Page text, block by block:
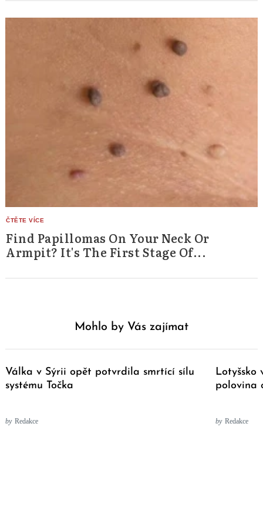
Find Papillomas On Your Neck Or
Armpit? It's The First Stage Of...
Mohlo by Vás zajímat
Válka v Sýrii opět potvrdila smrtící sílu
systému Točka
by Redakce
Lotyšsko
polovina
by Redakce